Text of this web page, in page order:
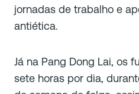
jornadas de trabalho e
antiética.
Já na Pang Dong Lai, os
sete horas por dia,